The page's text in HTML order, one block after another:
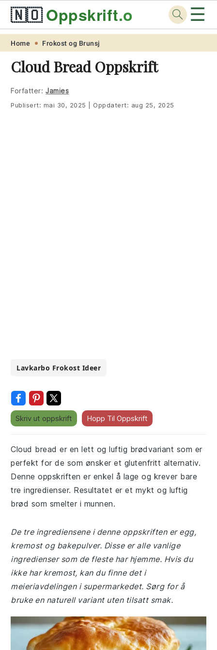
Skip
primary
navigation
Skip
main
content
Skip
primary
sidebar
Skip
footer
🇳🇴Oppskrift.org ☰
Home Frokost og Brunsj
Cloud Bread Oppskrift
Forfatter: Jamies
Publisert: mai 30, 2025 Oppdatert: aug 25, 2025
Lavkarbo Frokost Ideer
Skriv ut oppskrift Hopp Til Oppskrift
Cloud bread er en lett og luftig brødvariant som er
perfekt for de som ønsker et glutenfritt alternativ.
Denne oppskriften er enkel å lage og krever bare
tre ingredienser. Resultatet er et mykt og luftig
brød som smelter i munnen.
De tre ingrediensene i denne oppskriften er egg,
kremost og bakepulver. Disse er alle vanlige
ingredienser som de fleste har hjemme. Hvis du
ikke har kremost, kan du finne det i
meieriavdelingen i supermarkedet. Sørg for å
bruke en naturell variant uten tilsatt smak.